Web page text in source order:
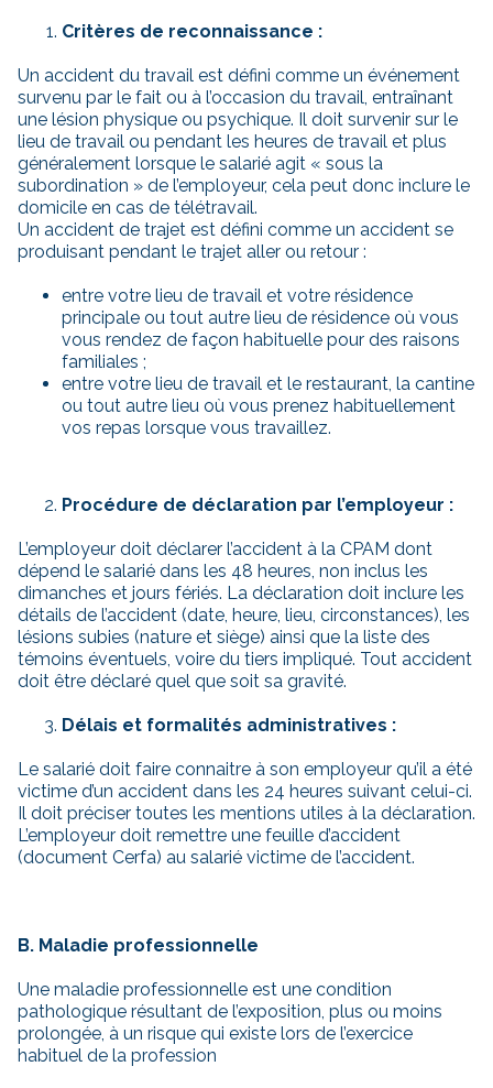
Critères de reconnaissance :
Un accident du travail est défini comme un événement
survenu par le fait ou à l’occasion du travail, entraînant
une lésion physique ou psychique. Il doit survenir sur le
lieu de travail ou pendant les heures de travail et plus
généralement lorsque le salarié agit « sous la
subordination » de l’employeur, cela peut donc inclure le
domicile en cas de télétravail.
Un accident de trajet est défini comme un accident se
produisant pendant le trajet aller ou retour :
entre votre lieu de travail et votre résidence
principale ou tout autre lieu de résidence où vous
vous rendez de façon habituelle pour des raisons
familiales ;
entre votre lieu de travail et le restaurant, la cantine
ou tout autre lieu où vous prenez habituellement
vos repas lorsque vous travaillez.
Procédure de déclaration par l’employeur :
L’employeur doit déclarer l’accident à la CPAM dont
dépend le salarié dans les 48 heures, non inclus les
dimanches et jours fériés. La déclaration doit inclure les
détails de l’accident (date, heure, lieu, circonstances), les
lésions subies (nature et siège) ainsi que la liste des
témoins éventuels, voire du tiers impliqué. Tout accident
doit être déclaré quel que soit sa gravité.
Délais et formalités administratives :
Le salarié doit faire connaitre à son employeur qu’il a été
victime d’un accident dans les 24 heures suivant celui-ci.
Il doit préciser toutes les mentions utiles à la déclaration.
L’employeur doit remettre une feuille d’accident
(document Cerfa) au salarié victime de l’accident.
B. Maladie professionnelle
Une maladie professionnelle est une condition
pathologique résultant de l’exposition, plus ou moins
prolongée, à un risque qui existe lors de l’exercice
habituel de la profession